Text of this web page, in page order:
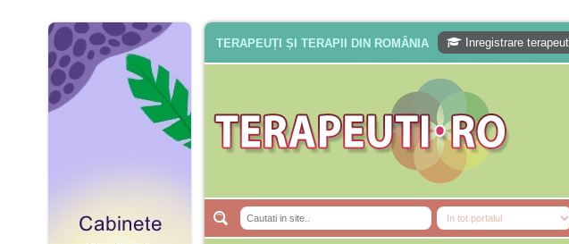
TERAPEUȚI ȘI TERAPII DIN ROMÂNIA Inregistrare